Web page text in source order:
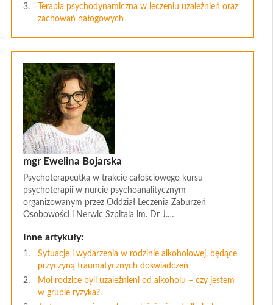
Terapia psychodynamiczna w leczeniu uzależnień oraz
zachowań nałogowych
mgr Ewelina Bojarska
Psychoterapeutka w trakcie całościowego kursu
psychoterapii w nurcie psychoanalitycznym
organizowanym przez Oddział Leczenia Zaburzeń
Osobowości i Nerwic Szpitala im. Dr J.…
Inne artykuły:
Sytuacje i wydarzenia w rodzinie alkoholowej, będące
przyczyną traumatycznych doświadczeń
Moi rodzice byli uzależnieni od alkoholu – czy jestem
w grupie ryzyka?